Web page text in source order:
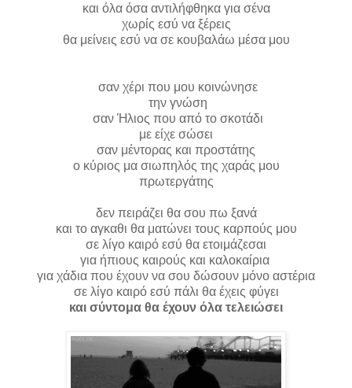
και όλα όσα αντιλήφθηκα για σένα
χωρίς εσύ να ξέρεις
θα μείνεις εσύ να σε κουβαλάω μέσα μου
σαν χέρι που μου κοινώνησε
την γνώση
σαν Ήλιος που από το σκοτάδι
με είχε σώσει
σαν μέντορας και προστάτης
ο κύριος μα σιωπηλός της χαράς μου
πρωτεργάτης
δεν πειράζει θα σου πω ξανά
και το αγκαθι θα ματώνει τους καρπούς μου
σε λίγο καιρό εσύ θα ετοιμάζεσαι
για ήπιους καιρούς και καλοκαίρια
για χάδια που έχουν να σου δώσουν μόνο αστέρια
σε λίγο καιρό εσύ πάλι θα έχεις φύγει
και σύντομα θα έχουν όλα τελειώσει